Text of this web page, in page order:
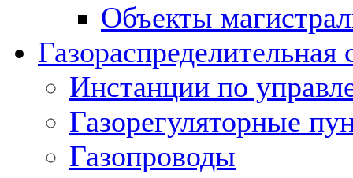
Объекты
Газораспределительная
Инстанции по
Газорегуляторные
Газопроводы